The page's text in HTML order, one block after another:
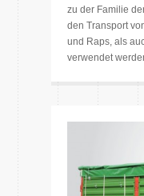
zu der Familie
den Transport
und Raps, als
verwendet